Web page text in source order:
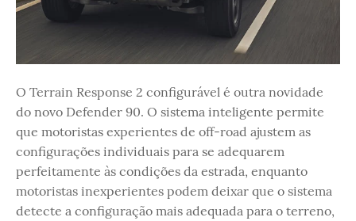
O Terrain Response 2 configurável é outra novidade
do novo Defender 90. O sistema inteligente permite
que motoristas experientes de off-road ajustem as
configurações individuais para se adequarem
perfeitamente às condições da estrada, enquanto
motoristas inexperientes podem deixar que o sistema
detecte a configuração mais adequada para o terreno,